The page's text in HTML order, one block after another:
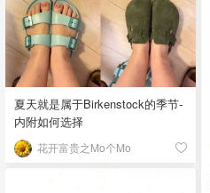
夏天就是属于Birkenstock的季节-
内附如何选择
花开富贵之Mo个Mo